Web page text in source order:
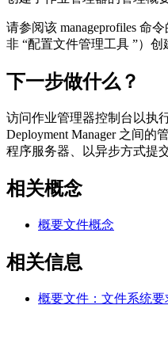
请参阅该 manageprofiles 命令
非 “配置文件管理工具 ”）创
下一步做什么？
访问作业管理器控制台以执
Deployment Manager 之间
程序服务器、以异步方式提
相关概念
概要文件概念
相关信息
概要文件：文件系统要